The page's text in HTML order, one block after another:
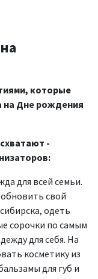
которые
на Дне рождения
-
для всей семьи.
свой
одеть
сорочки по самым
для себя. На
косметику из
для губ и